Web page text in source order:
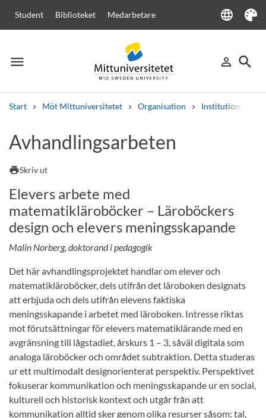
Student Biblioteket Medarbetare language
Language
Tema
menu
Meny person_outline
Logga in
search
Sök
Start Möt Mittuniversitetet Organisation Institutioner
Andra söktjänster
Kurser och program
Avhandlingsarbeten
printSkriv ut
Elevers arbete med
matematikläroböcker – Läroböckers
design och elevers meningsskapande
Malin Norberg, doktorand i pedagogik
Det här avhandlingsprojektet handlar om elever och
matematikläroböcker, dels utifrån det läroboken designats
att erbjuda och dels utifrån elevens faktiska
meningsskapande i arbetet med läroboken. Intresse riktas
mot förutsättningar för elevers matematiklärande med en
avgränsning till lågstadiet, årskurs 1 – 3, såväl digitala som
analoga läroböcker och området subtraktion. Detta studeras
ur ett multimodalt designorienterat perspektiv. Perspektivet
fokuserar kommunikation och meningsskapande ur en social,
kulturell och historisk kontext och utgår från att
kommunikation alltid sker genom olika resurser såsom: tal,